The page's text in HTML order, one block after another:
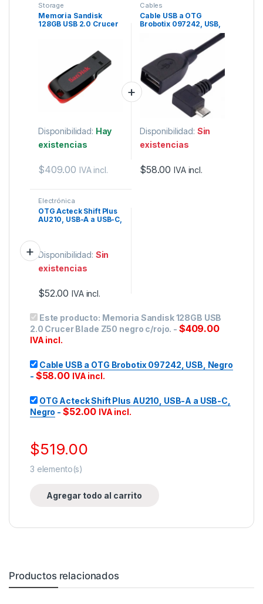
Storage
Memoria Sandisk
128GB USB 2.0 Crucer
Disponibilidad: Hay
existencias
$409.00 IVA incl.
Cables
Cable USB a OTG
Brobotix 097242, USB,
Disponibilidad: Sin
existencias
$58.00 IVA incl.
Electrónica
OTG Acteck Shift Plus
AU210, USB-A a USB-C,
Disponibilidad: Sin
existencias
$52.00 IVA incl.
Este producto: Memoria Sandisk 128GB USB
2.0 Crucer Blade Z50 negro c/rojo. - $409.00
IVA incl.
Cable USB a OTG Brobotix 097242, USB, Negro
- $58.00 IVA incl.
OTG Acteck Shift Plus AU210, USB-A a USB-C,
Negro - $52.00 IVA incl.
$519.00
3 elemento(s)
Agregar todo al carrito
Productos relacionados